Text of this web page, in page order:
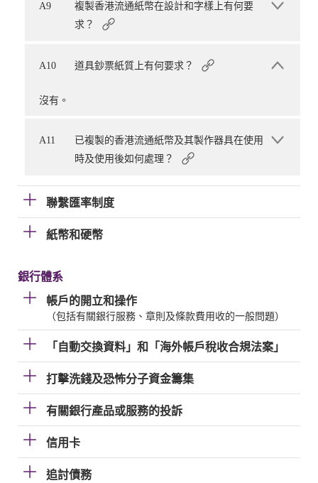
A9
複製香港流通紙幣在設計和字樣上有何要
求？
A10 道具鈔票紙質上有何要求？
沒有。
A11
已複製的香港流通紙幣及其製作器具在使用
時及使用後如何處理？
聯繫匯率制度
紙幣和硬幣
銀行體系
帳戶的開立和操作
（包括有關銀行服務、章則及條款費用收的一般問題）
「自動交換資料」和「海外帳戶稅收合規法案」
打擊洗錢及恐怖分子資金籌集
有關銀行產品或服務的投訴
信用卡
追討債務